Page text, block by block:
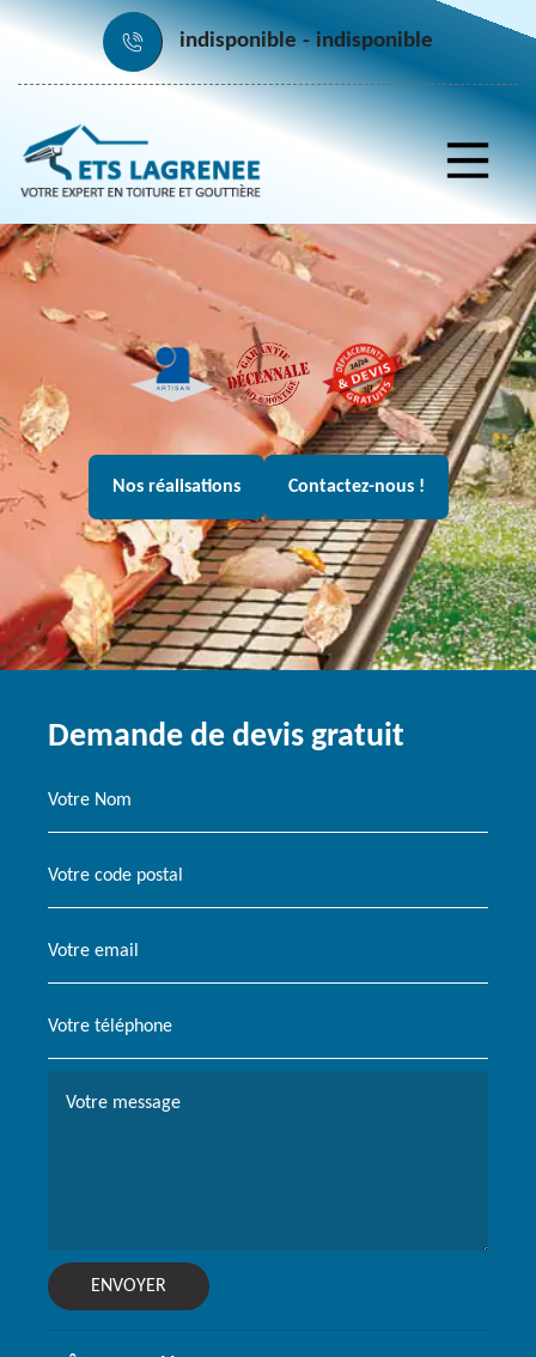
indisponible indisponible
Nos réalisations Contactez-nous !
Demande de devis gratuit